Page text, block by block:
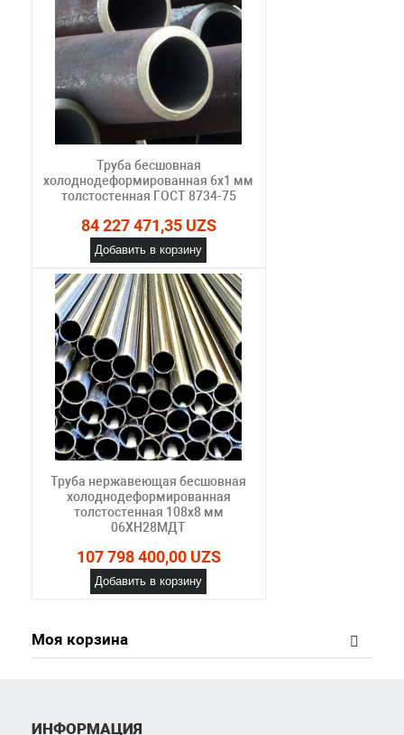
Труба бесшовная
холоднодеформированная 6х1 мм
толстостенная ГОСТ 8734-75
84 227 471,35 UZS
Добавить в корзину
Труба нержавеющая бесшовная
холоднодеформированная
толстостенная 108х8 мм
06ХН28МДТ
107 798 400,00 UZS
Добавить в корзину
Моя корзина
ИНФОРМАЦИЯ